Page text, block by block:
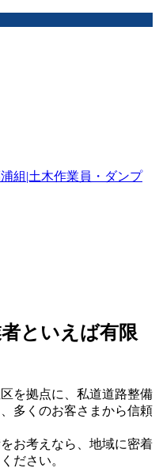
といえば有限
を拠点に、私道道路整備
多くのお客さまから信頼
お考えなら、地域に密着
ださい。